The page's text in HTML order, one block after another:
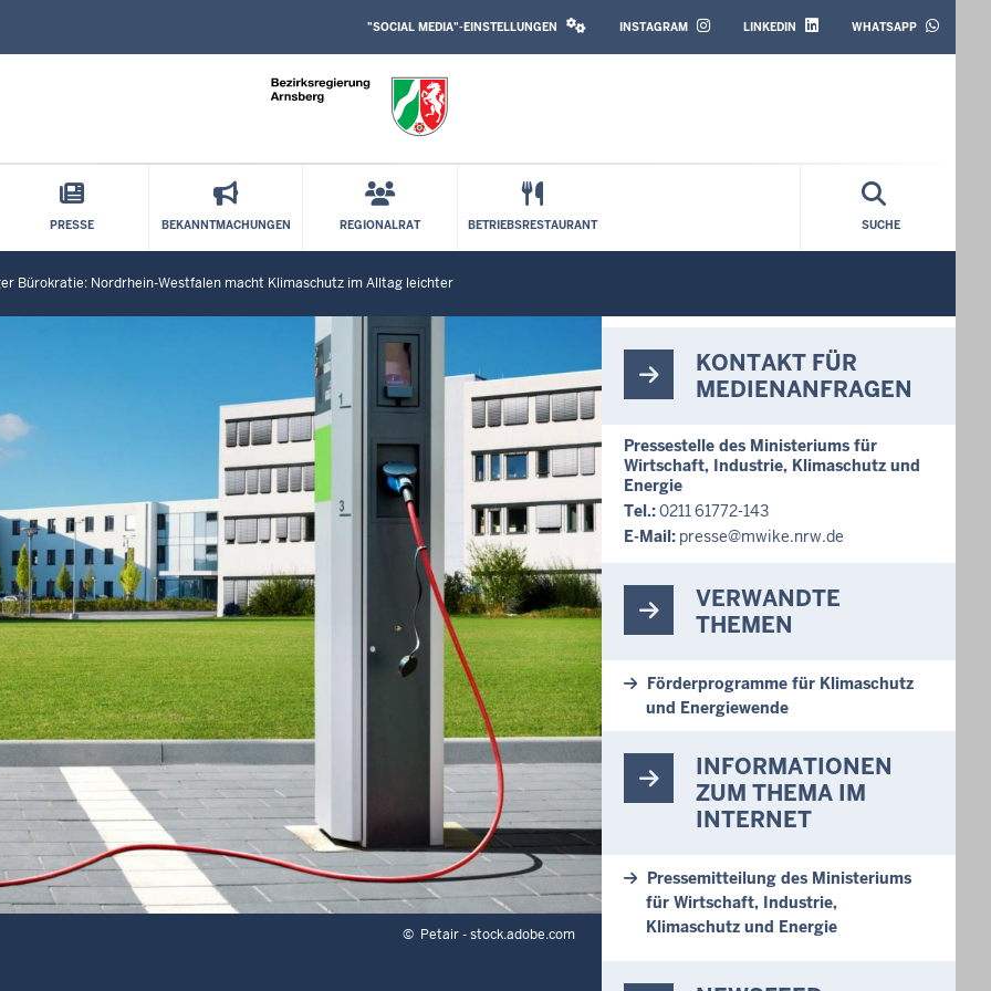
MEDIA
"SOCIAL MEDIA"-EINSTELLUNGEN
MEDIA
INSTAGRAM LINKEDIN WHATSAPP
PRESSE BEKANNTMACHUNGEN REGIONALRAT BETRIEBSRESTAURANT SUCHE
Bürokratie: Nordrhein-Westfalen macht Klimaschutz im Alltag leichter
© Petair - stock.adobe.com
KONTAKT FÜR
MEDIENANFRAGEN
Pressestelle des Ministeriums für
Wirtschaft, Industrie, Klimaschutz und
Energie
Tel.:0211 61772-143
E-Mail: presse@mwike.nrw.de
VERWANDTE
THEMEN
Förderprogramme für Klimaschutz
und Energiewende
INFORMATIONEN
ZUM THEMA IM
INTERNET
Pressemitteilung des Ministeriums
für Wirtschaft, Industrie,
Klimaschutz und Energie